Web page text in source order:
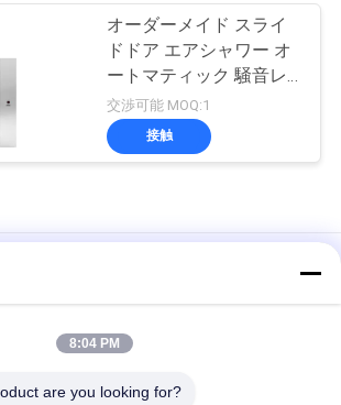
オーダーメイド スライ
ドドア エアシャワー オ
ートマティック 騒音レ
ベル 65dB
交渉可能 MOQ:1
接触
ームエアシャワー、PVCシャッタードアと
付き
8:04 PM
are you looking for?